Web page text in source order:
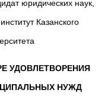
юридических наук,
Казанского
УДОВЛЕТВОРЕНИЯ
НУЖД